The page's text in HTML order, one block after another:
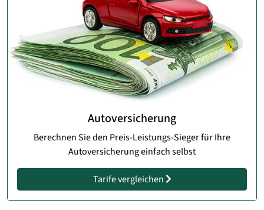
Autoversicherung
Berechnen Sie den Preis-Leistungs-Sieger für Ihre
Autoversicherung einfach selbst
Tarife vergleichen